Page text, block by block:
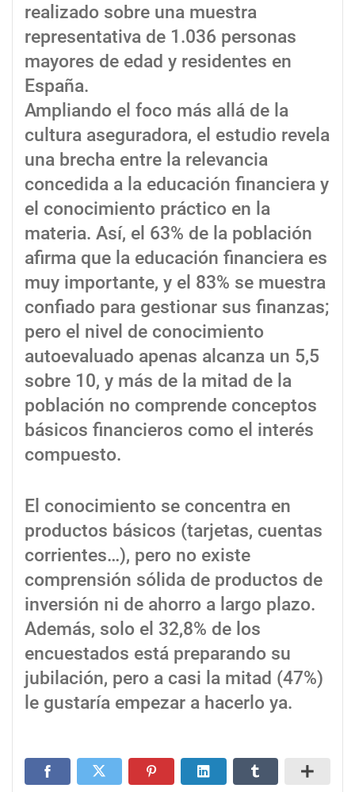
realizado sobre una muestra
representativa de 1.036 personas
mayores de edad y residentes en
España.
Ampliando el foco más allá de la
cultura aseguradora, el estudio revela
una brecha entre la relevancia
concedida a la educación financiera y
el conocimiento práctico en la
materia. Así, el 63% de la población
afirma que la educación financiera es
muy importante, y el 83% se muestra
confiado para gestionar sus finanzas;
pero el nivel de conocimiento
autoevaluado apenas alcanza un 5,5
sobre 10, y más de la mitad de la
población no comprende conceptos
básicos financieros como el interés
compuesto.
El conocimiento se concentra en
productos básicos (tarjetas, cuentas
corrientes…), pero no existe
comprensión sólida de productos de
inversión ni de ahorro a largo plazo.
Además, solo el 32,8% de los
encuestados está preparando su
jubilación, pero a casi la mitad (47%)
le gustaría empezar a hacerlo ya.